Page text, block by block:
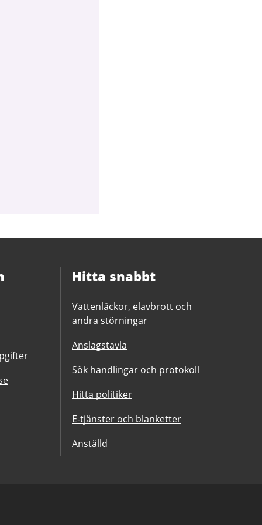
Hitta snabbt
Vattenläckor, elavbrott och
andra störningar
Anslagstavla
Sök handlingar och protokoll
Hitta politiker
E-tjänster och blanketter
Anställd